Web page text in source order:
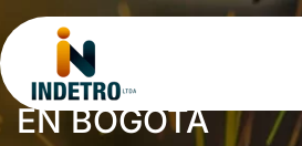
CENTRO DE
EN BOGOTÁ